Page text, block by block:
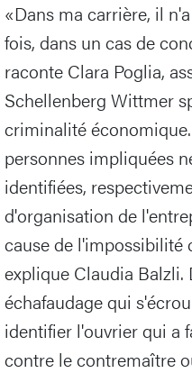
«Dans ma carrière, il
fois, dans un cas de
raconte Clara Poglia,
Schellenberg Wittmer
criminalité
personnes impliquées
identifiées,
d'organisation de
cause de l'impossibilité
explique Claudia Balzli.
échafaudage qui
identifier l'ouvrier qui a
contre le contremaître